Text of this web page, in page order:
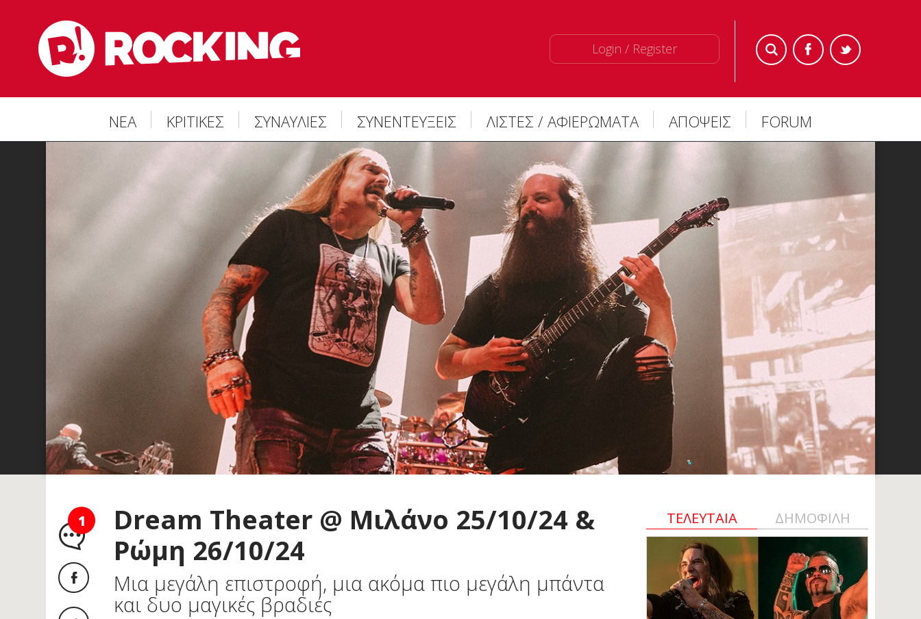
Login / Register
ΝΕΑ ΚΡΙΤΙΚΕΣ ΣΥΝΑΥΛΙΕΣ ΣΥΝΕΝΤΕΥΞΕΙΣ ΛΙΣΤΕΣ / ΑΦΙΕΡΩΜΑΤΑ ΑΠΟΨΕΙΣ FORUM
1
Dream Theater @ Μιλάνο 25/10/24 &
Ρώμη 26/10/24
Μια μεγάλη επιστροφή, μια ακόμα πιο μεγάλη μπάντα
και δυο μαγικές βραδιές
ΤΕΛΕΥΤΑΙΑ ΔΗΜΟΦΙΛΗ